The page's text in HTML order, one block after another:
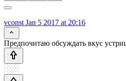
vconst Jan 5 2017 at 20:16
Предпочитаю обсуждать вкус